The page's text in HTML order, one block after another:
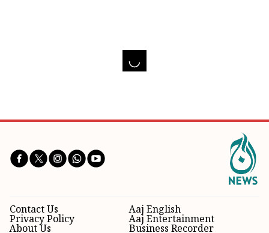
Aaj English
Aaj Entertainment
Business Recorder
Contact Us
Privacy Policy
About Us